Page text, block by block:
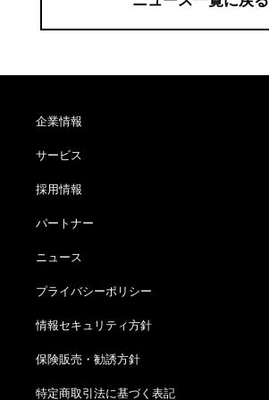
企業情報
サービス
採用情報
パートナー
ニュース
プライバシーポリシー
情報セキュリティ方針
保険販売・勧誘方針
特定商取引法に基づく表記